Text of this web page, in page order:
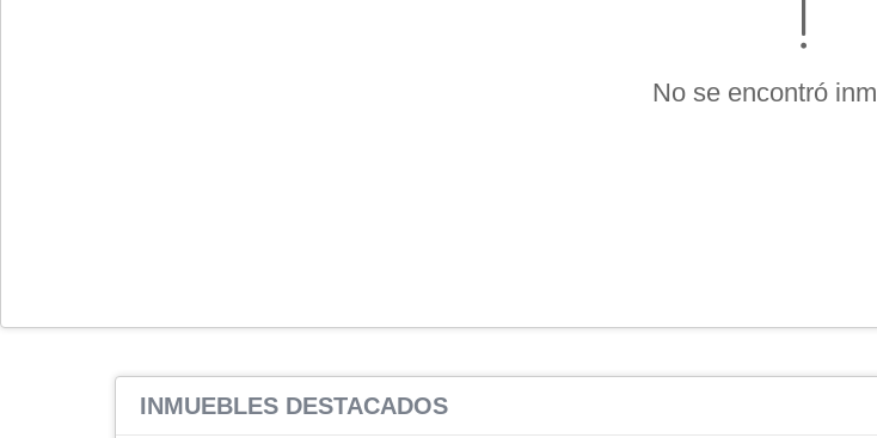
No se encontró
INMUEBLES DESTACADOS